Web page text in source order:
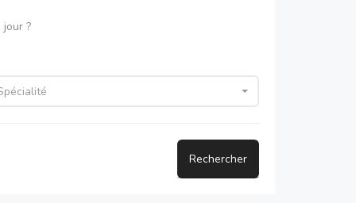
?
Rechercher